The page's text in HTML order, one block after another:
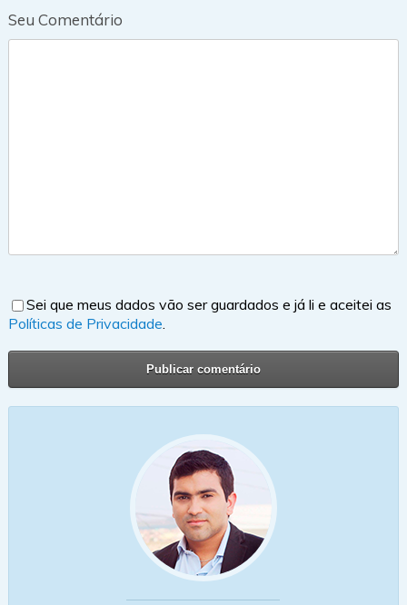
Seu Comentário
Sei que meus dados vão ser guardados e já li e aceitei as
Políticas de Privacidade.